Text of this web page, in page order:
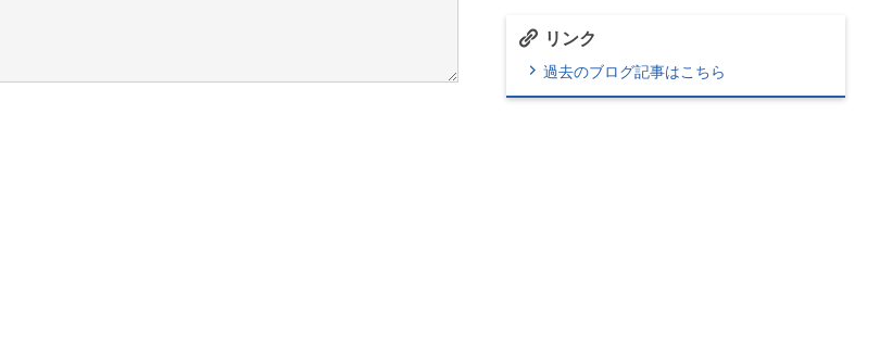
リンク
過去のブログ記事はこちら